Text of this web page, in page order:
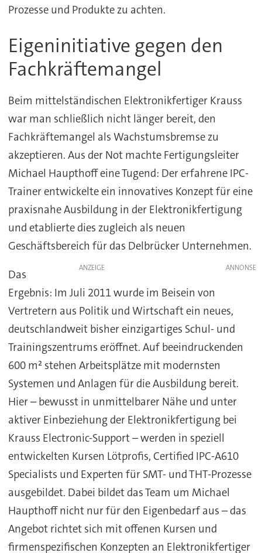
Prozesse und Produkte zu achten.
Eigeninitiative gegen den
Fachkräftemangel
Beim mittelständischen Elektronikfertiger Krauss
war man schließlich nicht länger bereit, den
Fachkräftemangel als Wachstumsbremse zu
akzeptieren. Aus der Not machte Fertigungsleiter
Michael Haupthoff eine Tugend: Der erfahrene IPC-
Trainer entwickelte ein innovatives Konzept für eine
praxisnahe Ausbildung in der Elektronikfertigung
und etablierte dies zugleich als neuen
Geschäftsbereich für das Delbrücker Unternehmen.
ANZEIGE
Das
Ergebnis: Im Juli 2011 wurde im Beisein von
Vertretern aus Politik und Wirtschaft ein neues,
deutschlandweit bisher einzigartiges Schul- und
Trainingszentrums eröffnet. Auf beeindruckenden
600 m² stehen Arbeitsplätze mit modernsten
Systemen und Anlagen für die Ausbildung bereit.
Hier – bewusst in unmittelbarer Nähe und unter
aktiver Einbeziehung der Elektronikfertigung bei
Krauss Electronic-Support – werden in speziell
entwickelten Kursen Lötprofis, Certified IPC-A610
Specialists und Experten für SMT- und THT-Prozesse
ausgebildet. Dabei bildet das Team um Michael
Haupthoff nicht nur für den Eigenbedarf aus – das
Angebot richtet sich mit offenen Kursen und
firmenspezifischen Konzepten an Elektronikfertiger